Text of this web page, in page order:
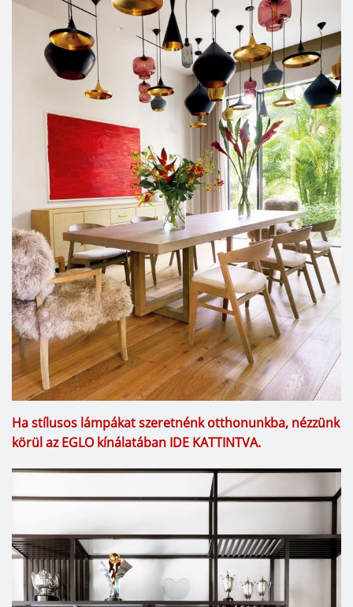
Ha stílusos lámpákat szeretnénk otthonunkba, nézzünk
körül az EGLO kínálatában IDE KATTINTVA.